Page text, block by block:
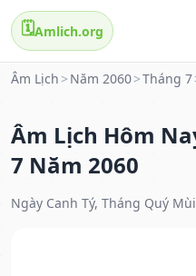
🗓️Amlich.org
Âm Lịch > Năm 2060>Tháng 7
Âm Lịch Hôm
7 Năm 2060
Ngày Canh Tý, Tháng Quý